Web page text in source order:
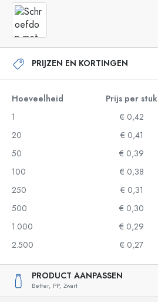
PRIJZEN EN KORTINGEN
Hoeveelheid Prijs per stuk
1
€ 0,42
20
€ 0,41
50
€ 0,39
100
€ 0,38
250
€ 0,31
500
€ 0,30
1.000
€ 0,29
2.500
€ 0,27
PRODUCT AANPASSEN
Better, PP, Zwart